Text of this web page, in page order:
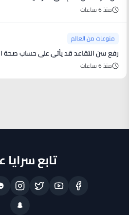
منذ 6 ساعات
منوعات من العالم
رفع سن التقاعد قد يأتي على حساب صحة
منذ 6 ساعات
تابع سرايا